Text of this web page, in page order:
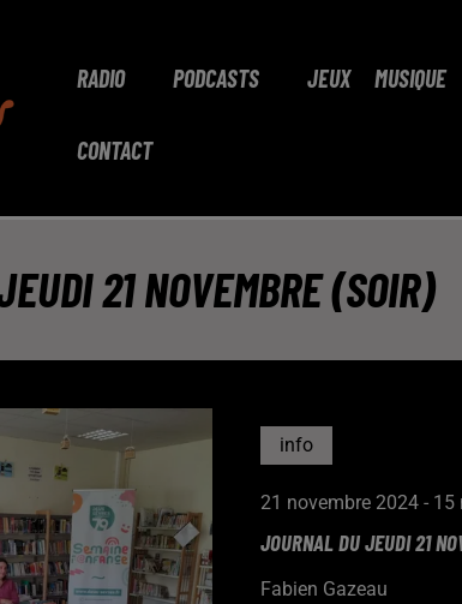
RADIO PODCASTS JEUX MUSIQUE
CONTACT
21 NOVEMBRE (SOIR)
info
21 novembre 2024 - 15
JOURNAL DU JEUDI 21
Fabien Gazeau